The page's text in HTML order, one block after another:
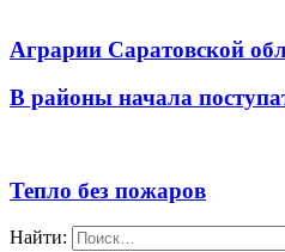
Аграрии Саратовской
В районы начала
Тепло без пожаров
Найти: